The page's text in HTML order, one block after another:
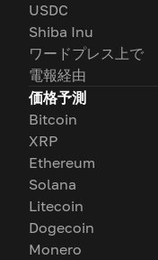
USDC
Shiba Inu
ワードプレス上で
電報経由
価格予測
Bitcoin
XRP
Ethereum
Solana
Litecoin
Dogecoin
Monero